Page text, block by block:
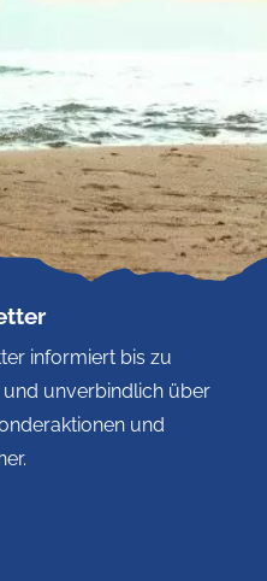
informiert bis zu
unverbindlich über
und